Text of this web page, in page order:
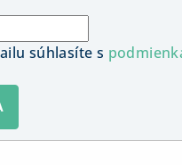
súhlasíte s